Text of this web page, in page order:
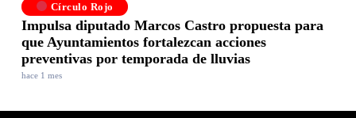
Círculo Rojo
Impulsa diputado Marcos Castro propuesta para
que Ayuntamientos fortalezcan acciones
preventivas por temporada de lluvias
hace 1 mes